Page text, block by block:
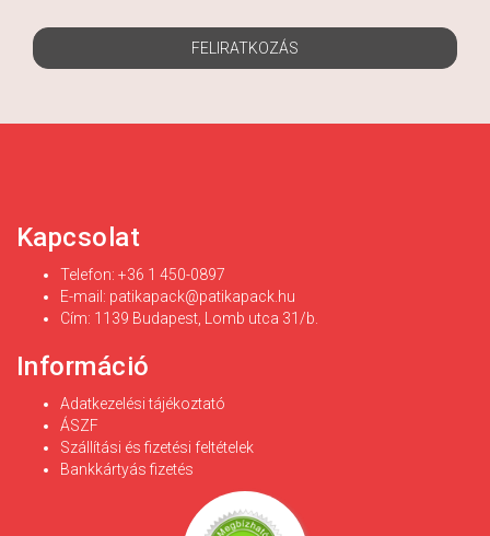
FELIRATKOZÁS
Kapcsolat
Telefon: +36 1 450-0897
E-mail: patikapack@patikapack.hu
Cím: 1139 Budapest, Lomb utca 31/b.
Információ
Adatkezelési tájékoztató
ÁSZF
Szállítási és fizetési feltételek
Bankkártyás fizetés